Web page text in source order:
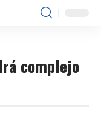
complejo